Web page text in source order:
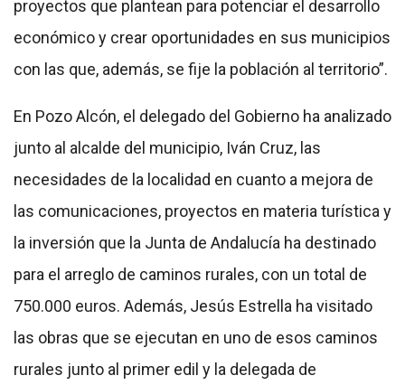
proyectos que plantean para potenciar el desarrollo
económico y crear oportunidades en sus municipios
con las que, además, se fije la población al territorio”.
En Pozo Alcón, el delegado del Gobierno ha analizado
junto al alcalde del municipio, Iván Cruz, las
necesidades de la localidad en cuanto a mejora de
las comunicaciones, proyectos en materia turística y
la inversión que la Junta de Andalucía ha destinado
para el arreglo de caminos rurales, con un total de
750.000 euros. Además, Jesús Estrella ha visitado
las obras que se ejecutan en uno de esos caminos
rurales junto al primer edil y la delegada de